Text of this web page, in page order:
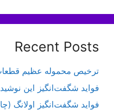
Recent Posts
ترخیص محموله عظیم
فواید شگفت‌انگیز این
فواید شگفت‌انگیز اولانگ